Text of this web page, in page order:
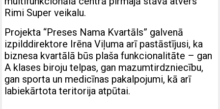
Rimi Super veikalu.
Projekta “Preses Nama Kvartāls” galvenā
izpilddirektore Irēna Viļuma arī pastāstījusi, ka
biznesa kvartālā būs plaša funkcionalitāte – gan
A klases biroju telpas, gan mazumtirdzniecību,
gan sporta un medicīnas pakalpojumi, kā arī
labiekārtota teritorija atpūtai.